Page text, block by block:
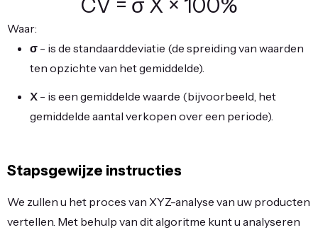
CV = σ X × 100%
Waar:
σ - is de standaarddeviatie (de spreiding van waarden
ten opzichte van het gemiddelde).
X - is een gemiddelde waarde (bijvoorbeeld, het
gemiddelde aantal verkopen over een periode).
Stapsgewijze instructies
We zullen u het proces van XYZ-analyse van uw producten
vertellen. Met behulp van dit algoritme kunt u analyseren